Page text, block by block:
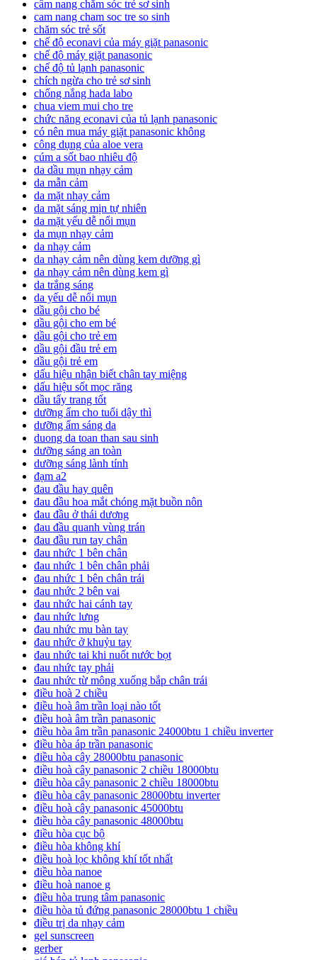
cẩm nang chăm sóc trẻ sơ sinh
cam nang cham soc tre so sinh
chăm sóc trẻ sốt
chế độ econavi của máy giặt panasonic
chế độ máy giặt panasonic
chế độ tủ lạnh panasonic
chích ngừa cho trẻ sơ sinh
chống nắng hada labo
chua viem mui cho tre
chức năng econavi của tủ lạnh panasonic
có nên mua máy giặt panasonic không
công dụng của aloe vera
cúm a sốt bao nhiêu độ
da dầu mụn nhạy cảm
da mẫn cảm
da mặt nhạy cảm
da mặt sáng mịn tự nhiên
da mặt yếu dễ nổi mụn
da mụn nhạy cảm
da nhạy cảm
da nhạy cảm nên dùng kem dưỡng gì
da nhạy cảm nên dùng kem gì
da trắng sáng
da yếu dễ nổi mụn
dầu gội cho bé
dầu gội cho em bé
dầu gội cho trẻ em
dầu gội đầu trẻ em
dầu gội trẻ em
dấu hiệu nhận biết chân tay miệng
dấu hiệu sốt mọc răng
dầu tẩy trang tốt
dưỡng ẩm cho tuổi dậy thì
dưỡng ẩm sáng da
duong da toan than sau sinh
dưỡng sáng an toàn
dưỡng sáng lành tính
đạm a2
đau đầu hay quên
đau đầu hoa mắt chóng mặt buồn nôn
đau đầu ở thái dương
đau đầu quanh vùng trán
đau đầu run tay chân
đau nhức 1 bên chân
đau nhức 1 bên chân phải
đau nhức 1 bên chân trái
đau nhức 2 bên vai
đau nhức hai cánh tay
đau nhức lưng
đau nhức mu bàn tay
đau nhức ở khuỷu tay
đau nhức tai khi nuốt nước bọt
đau nhức tay phải
đau nhức từ mông xuống bắp chân trái
điều hoà 2 chiều
điều hoà âm trần loại nào tốt
điều hoà âm trần panasonic
điều hòa âm trần panasonic 24000btu 1 chiều inverter
điều hòa áp trần panasonic
điều hòa cây 28000btu panasonic
điều hoà cây panasonic 2 chiều 18000btu
điều hòa cây panasonic 2 chiều 18000btu
điều hòa cây panasonic 28000btu inverter
điều hoà cây panasonic 45000btu
điều hòa cây panasonic 48000btu
điều hòa cục bộ
điều hòa không khí
điều hoà lọc không khí tốt nhất
điều hòa nanoe
điều hoà nanoe g
điều hòa trung tâm panasonic
điều hòa tủ đứng panasonic 28000btu 1 chiều
điều trị da nhạy cảm
gel sunscreen
gerber